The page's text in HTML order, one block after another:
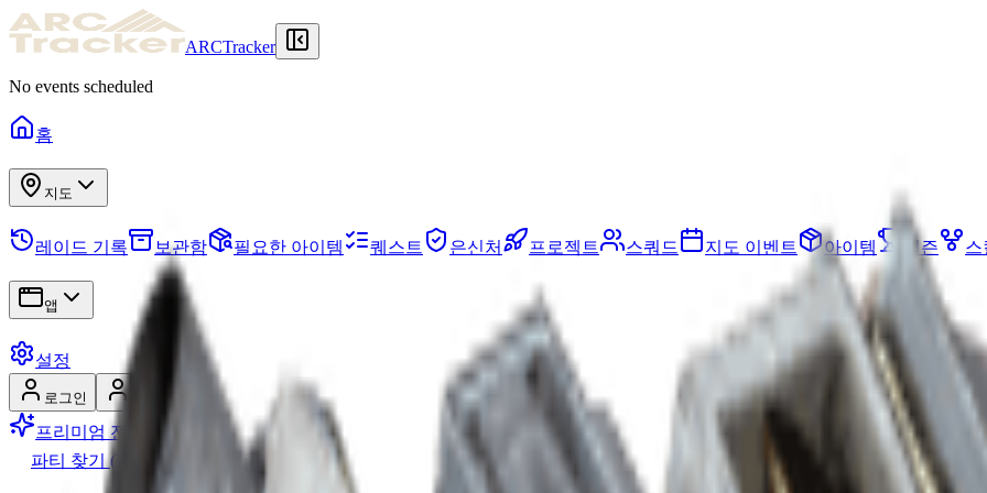
ARCTracker
No events scheduled
홈
지도
레이드 기록 보관함 필요한 아이템 퀘스트 은신처 프로젝트 스쿼드 지도 이벤트 아이템 시즌 스
앱
설정
로그인
프리미엄 전환
파티 찾기 (LFG)